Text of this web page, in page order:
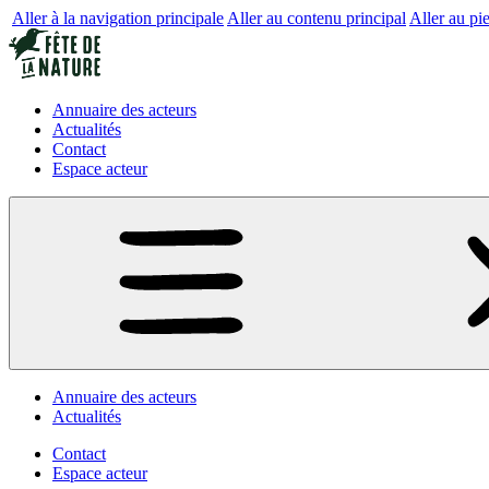
Aller à la navigation principale Aller au contenu principal Aller au
Annuaire des acteurs
Actualités
Contact
Espace acteur
Annuaire des acteurs
Actualités
Contact
Espace acteur